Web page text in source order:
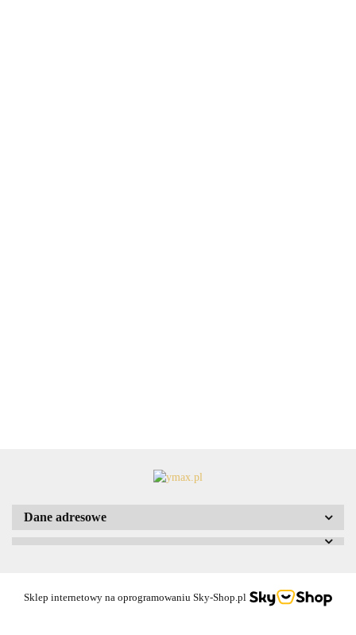
Dane adresowe
Sklep internetowy na oprogramowaniu Sky-Shop.pl